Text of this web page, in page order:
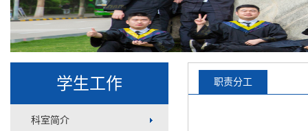
学生工作
科室简介
职责分工